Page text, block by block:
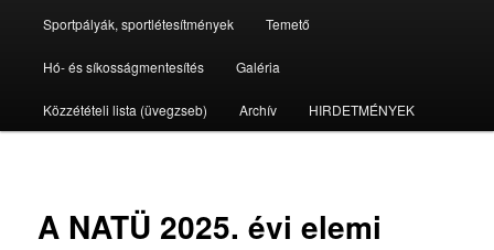
Sportpályák, sportlétesítmények Temető
Hó- és síkosságmentesítés Galéria
Közzétételi lista (üvegzseb) Archív HIRDETMÉNYEK
A NATÜ 2025. évi elemi